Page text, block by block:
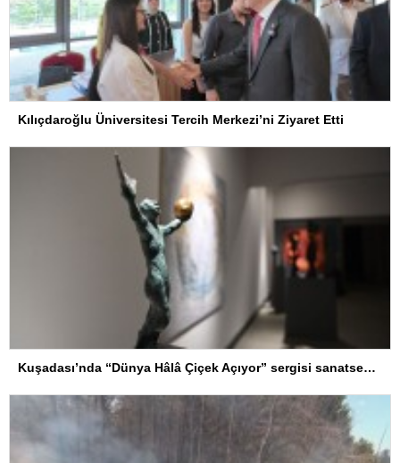
Kılıçdaroğlu Üniversitesi Tercih Merkezi’ni Ziyaret Etti
Kuşadası’nda “Dünya Hâlâ Çiçek Açıyor” sergisi sanatseverlerle buluşuyor